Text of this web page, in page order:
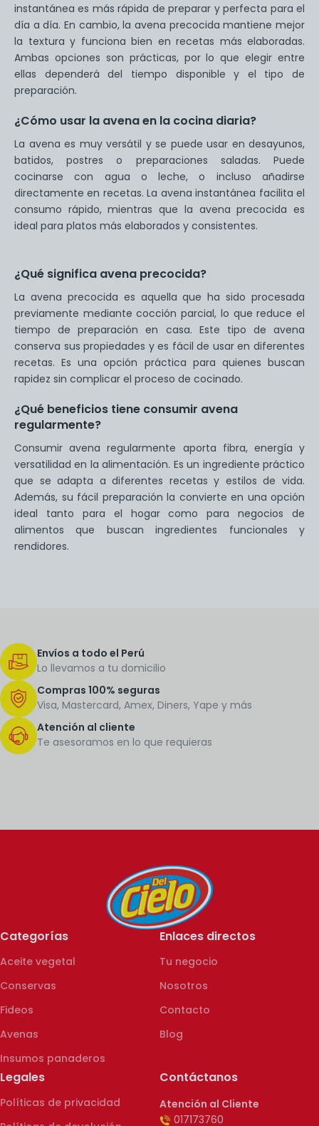
instantánea es más rápida de preparar y perfecta para el
día a día. En cambio, la avena precocida mantiene mejor
la textura y funciona bien en recetas más elaboradas.
Ambas opciones son prácticas, por lo que elegir entre
ellas dependerá del tiempo disponible y el tipo de
preparación.
¿Cómo usar la avena en la cocina diaria?
La avena es muy versátil y se puede usar en desayunos,
batidos, postres o preparaciones saladas. Puede
cocinarse con agua o leche, o incluso añadirse
directamente en recetas. La avena instantánea facilita el
consumo rápido, mientras que la avena precocida es
ideal para platos más elaborados y consistentes.
¿Qué significa avena precocida?
La avena precocida es aquella que ha sido procesada
previamente mediante cocción parcial, lo que reduce el
tiempo de preparación en casa. Este tipo de avena
conserva sus propiedades y es fácil de usar en diferentes
recetas. Es una opción práctica para quienes buscan
rapidez sin complicar el proceso de cocinado.
¿Qué beneficios tiene consumir avena
regularmente?
Consumir avena regularmente aporta fibra, energía y
versatilidad en la alimentación. Es un ingrediente práctico
que se adapta a diferentes recetas y estilos de vida.
Además, su fácil preparación la convierte en una opción
ideal tanto para el hogar como para negocios de
alimentos que buscan ingredientes funcionales y
rendidores.
Envíos a todo el Perú
Lo llevamos a tu domicilio
Compras 100% seguras
Visa, Mastercard, Amex, Diners, Yape y más
Atención al cliente
Te asesoramos en lo que requieras
Categorías
Aceite vegetal
Conservas
Fideos
Avenas
Insumos panaderos
Enlaces directos
Tu negocio
Nosotros
Contacto
Blog
Legales
Políticas de privacidad
Contáctanos
Atención al Cliente
017173760